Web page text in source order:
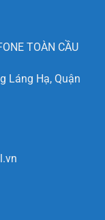
TOÀN CẦU
Láng Hạ, Quận